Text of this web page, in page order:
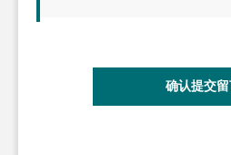
确认提交